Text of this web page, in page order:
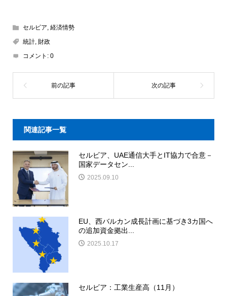
セルビア, 経済情勢
統計, 財政
コメント: 0
関連記事一覧
セルビア、UAE通信大手とIT協力で合意－
国家データセン...
2025.09.10
EU、西バルカン成長計画に基づき3カ国へ
の追加資金拠出...
2025.10.17
セルビア：工業生産高（11月）